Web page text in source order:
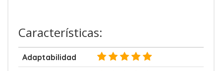
Características:
Adaptabilidad